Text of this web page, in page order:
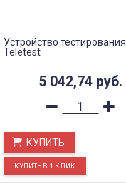
Устройство тестирования
Teletest
5 042,74 руб.
КУПИТЬ